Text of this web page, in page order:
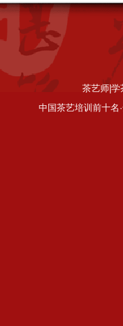
茶艺师|学
中国茶艺培训前十名